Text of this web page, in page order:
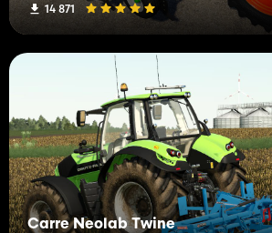
14 871
Carre Neolab Twine